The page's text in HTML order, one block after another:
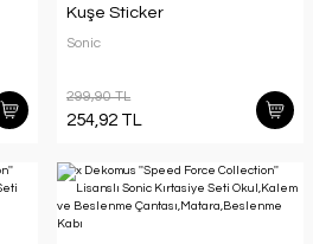
Kuşe Sticker
Sonic
299,90 TL
254,92 TL